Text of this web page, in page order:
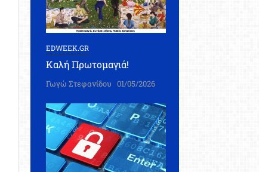
EDWEEK.GR
Καλή Πρωτομαγιά!
Γωγώ Στεφανίδου 01/05/2026